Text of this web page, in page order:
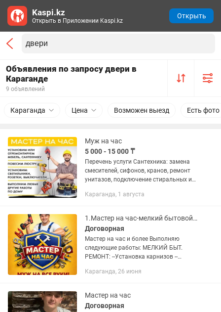
Объявления по запросу двери в
Караганде
9 объявлений
Караганда Цена Возможен выезд Есть фото
Муж на час
5 000 - 15 000 ₸
Перечень услуги Сантехника: замена
смесителей, сифонов, кранов, ремонт
унитазов, подключение стиральных и
установка розеток, выключателей,
Караганда, 1 августа
1.Мастер на час-мелкий бытовой ремонт по дому
Договорная
Мастер на час и более Выполняю
следующие работы: МЕЛKИЙ БЫT.
РЕМОНТ: --Установка карнизов --
-Установка турников -Установка полок
Караганда, 26 июня
Мастер на час
Договорная
Kaspi.kz
Открыть в Приложении Kaspi.kz
Открыть